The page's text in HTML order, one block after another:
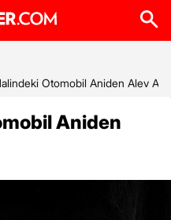
Otomobil Aniden Alev Aldı
Aniden